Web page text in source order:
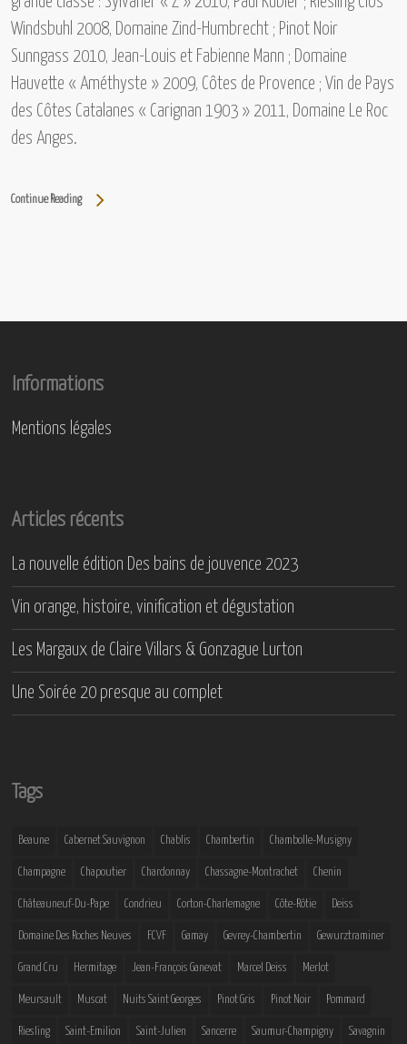
Windsbuhl 2008, Domaine Zind-Humbrecht ; Pinot Noir
Sunngass 2010, Jean-Louis et Fabienne Mann ; Domaine
Hauvette « Améthyste » 2009, Côtes de Provence ; Vin de Pays
des Côtes Catalanes « Carignan 1903 » 2011, Domaine Le Roc
des Anges.
Continue Reading
Informations
Mentions légales
Articles récents
La nouvelle édition Des bains de jouvence 2023
Vin orange, histoire, vinification et dégustation
Les Margaux de Claire Villars & Gonzague Lurton
Une Soirée 20 presque au complet
Tags
Beaune Cabernet Sauvignon Chablis Chambertin Chambolle-Musigny
Champagne Chapoutier Chardonnay Chassagne-Montrachet Chenin
Châteauneuf-Du-Pape Condrieu Corton-Charlemagne Côte-Rôtie Deiss
Domaine Des Roches Neuves FCVF Gamay Gevrey-Chambertin Gewurztraminer
Grand Cru Hermitage Jean-François Ganevat Marcel Deiss Merlot
Meursault Muscat Nuits Saint Georges Pinot Gris Pinot Noir Pommard
Riesling Saint-Emilion Saint-Julien Sancerre Saumur-Champigny Savagnin